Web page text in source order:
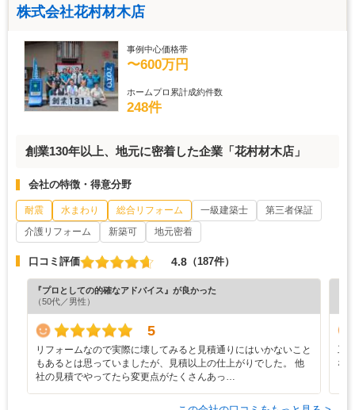
株式会社花村材木店
事例中心価格帯
〜600万円
ホームプロ累計成約件数
248件
創業130年以上、地元に密着した企業「花村材木店」
会社の特徴・得意分野
耐震 水まわり 総合リフォーム 一級建築士
第三者保証
介護リフォーム
新築可 地元密着
口コミ評価 4.8 （187件）
『プロとしての的確なアドバイス』が良かった
（50代／男性）
5
リフォームなので実際に壊してみると見積通りにはいかないこと
もあるとは思っていましたが、見積以上の仕上がりでした。 他
社の見積でやってたら変更点がたくさんあっ…
工
な